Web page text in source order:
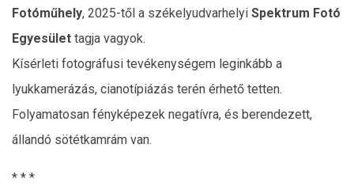
Fotóműhely, 2025-től a székelyudvarhelyi Spektrum Fotó
Egyesület tagja vagyok.
Kísérleti fotográfusi tevékenységem leginkább a
lyukkamerázás, cianotípiázás terén érhető tetten.
Folyamatosan fényképezek negatívra, és berendezett,
állandó sötétkamrám van.
* * *